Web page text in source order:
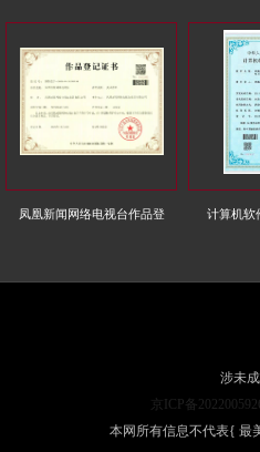
凤凰新闻网络电视台作品登 计算机软
涉未
京ICP备
本网所有信息不代表{ 最